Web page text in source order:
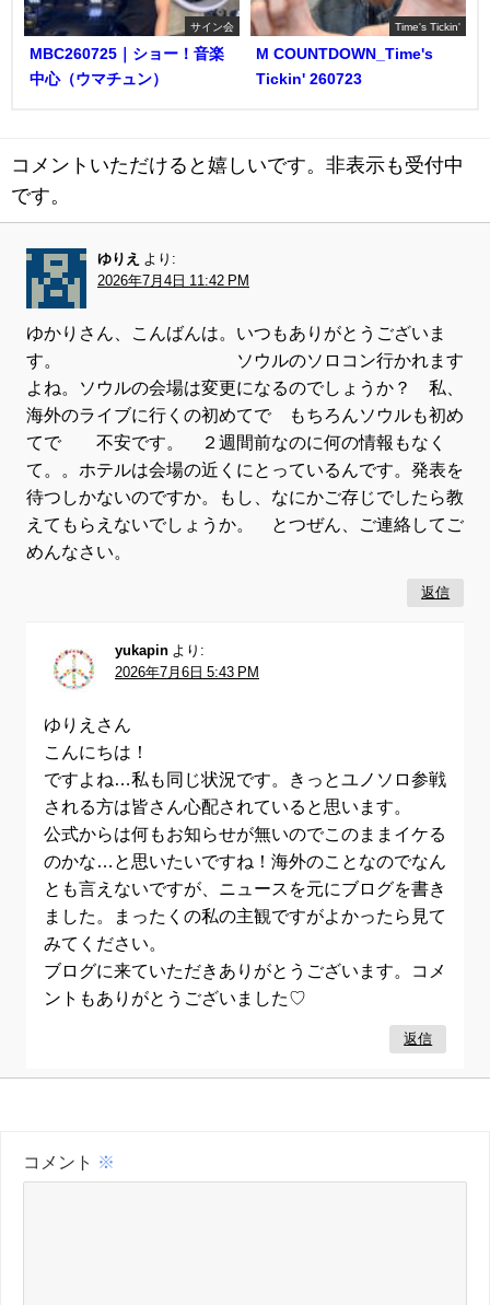
サイン会
MBC260725｜ショー！音楽
中心（ウマチュン）
Time's Tickin'
M COUNTDOWN_Time's
Tickin' 260723
コメントいただけると嬉しいです。非表示も受付中
です。
ゆりえ
より:
2026年7月4日 11:42 PM
ゆかりさん、こんばんは。いつもありがとうございま
す。 ソウルのソロコン行かれます
よね。ソウルの会場は変更になるのでしょうか？ 私、
海外のライブに行くの初めてで もちろんソウルも初め
てで 不安です。 ２週間前なのに何の情報もなく
て。。ホテルは会場の近くにとっているんです。発表を
待つしかないのですか。もし、なにかご存じでしたら教
えてもらえないでしょうか。 とつぜん、ご連絡してご
めんなさい。
返信
yukapin より:
2026年7月6日 5:43 PM
ゆりえさん
こんにちは！
ですよね…私も同じ状況です。きっとユノソロ参戦
される方は皆さん心配されていると思います。
公式からは何もお知らせが無いのでこのままイケる
のかな…と思いたいですね！海外のことなのでなん
とも言えないですが、ニュースを元にブログを書き
ました。まったくの私の主観ですがよかったら見て
みてください。
ブログに来ていただきありがとうございます。コメ
ントもありがとうございました♡
返信
コメント ※